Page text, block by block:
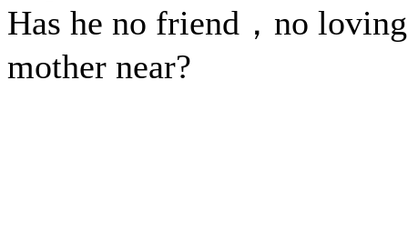
Has he no friend，no loving
mother near?